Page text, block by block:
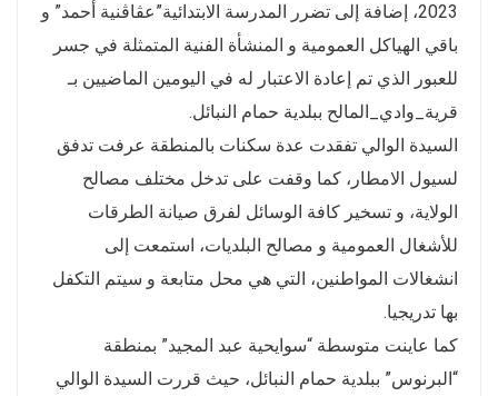
2023، إضافة إلى تضرر المدرسة الابتدائية”عڨاڨنية أحمد” و
باقي الهياكل العمومية و المنشأة الفنية المتمثلة في جسر
للعبور الذي تم إعادة الاعتبار له في اليومين الماضيين بـ
قرية_وادي_المالح ببلدية حمام النبائل.
السيدة الوالي تفقدت عدة سكنات بالمنطقة عرفت تدفق
لسيول الامطار، كما وقفت على تدخل مختلف مصالح
الولاية، و تسخير كافة الوسائل لفرق صيانة الطرقات
للأشغال العمومية و مصالح البلديات، استمعت إلى
انشغالات المواطنين، التي هي محل متابعة و سيتم التكفل
بها تدريجيا.
كما عاينت متوسطة “سوايحية عبد المجيد” بمنطقة
“البرنوس” ببلدية حمام النبائل، حيث قررت السيدة الوالي